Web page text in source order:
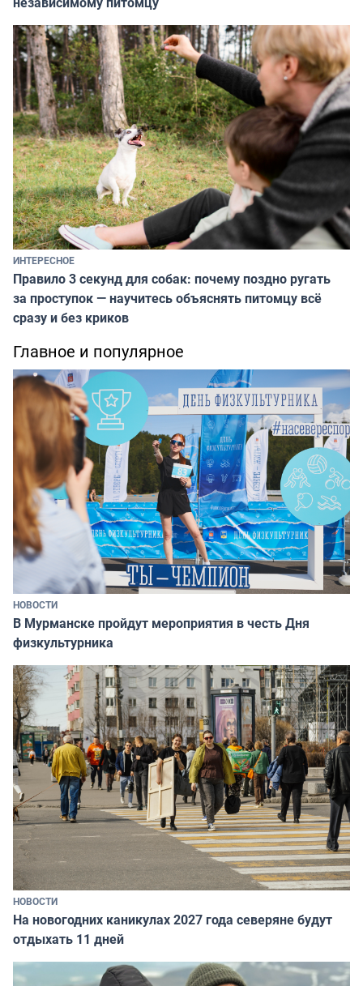
ИНТЕРЕСНОЕ
Правило 3 секунд для собак: почему поздно ругать
за проступок — научитесь объяснять питомцу всё
сразу и без криков
Главное и популярное
НОВОСТИ
В Мурманске пройдут мероприятия в честь Дня
физкультурника
НОВОСТИ
На новогодних каникулах 2027 года северяне будут
отдыхать 11 дней